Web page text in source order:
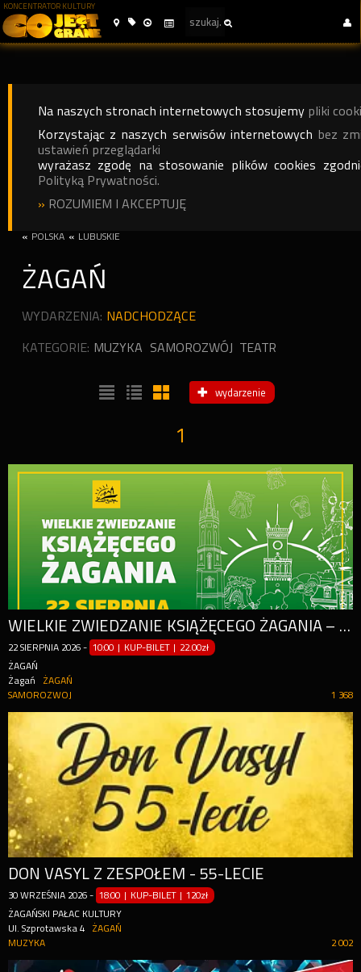
KONCENTRATOR KULTURY
Na naszych stronach internetowych stosujemy pliki
Korzystając z naszych serwisów internetowych bez
ustawień przeglądarki
wyrażasz zgodę na stosowanie plików cookies
Polityką Prywatności.
» ROZUMIEM I AKCEPTUJĘ
« POLSKA « LUBUSKIE
ŻAGAŃ
WYDARZENIA: NADCHODZĄCE
KATEGORIE: MUZYKA SAMOROZWÓJ TEATR
wydarzenie
1
WIELKIE ZWIEDZANIE KSIĄŻĘCEGO ŻAGANIA – IV EDYCJA!
22 SIERPNIA 2026 - 10:00 | KUP-BILET | 22.00zł
ŻAGAŃ
Żagań
ŻAGAŃ
1 368
SAMOROZWOJ
DON VASYL Z ZESPOŁEM - 55-LECIE
30 WRZEŚNIA 2026 - 18:00 | KUP-BILET |120zł
ŻAGAŃSKI PAŁAC KULTURY
Ul. Szprotawska 4
ŻAGAŃ
2 002
MUZYKA